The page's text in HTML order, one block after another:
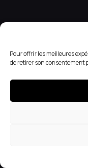
Pour offrir les meilleures
de retirer son consentement